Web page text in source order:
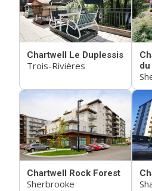
Chartwell Le Duplessis
Trois-Rivières
Chartwell Rock Forest
Sherbrooke